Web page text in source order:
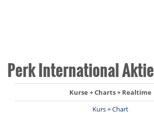
Perk International Aktie
Kurse + Charts + Realtime
Kurs + Chart